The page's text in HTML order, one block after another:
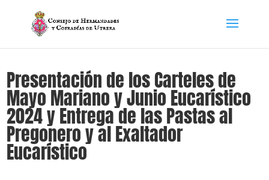
Presentación de los Carteles de
Mayo Mariano y Junio Eucarístico
2024 y Entrega de las Pastas al
Pregonero y al Exaltador
Eucarístico